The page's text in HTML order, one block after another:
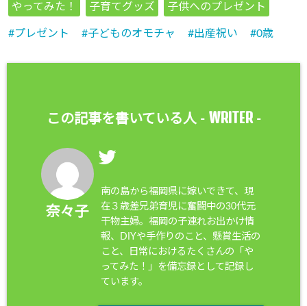
やってみた！ 子育てグッズ 子供へのプレゼント
プレゼント 子どものオモチャ 出産祝い 0歳
この記事を書いている人 - WRITER-
奈々子
南の島から福岡県に嫁いできて、現
在３歳差兄弟育児に奮闘中の30代元
干物主婦。福岡の子連れお出かけ情
報、DIYや手作りのこと、懸賞生活の
こと、日常におけるたくさんの「や
ってみた！」を備忘録として記録し
ています。